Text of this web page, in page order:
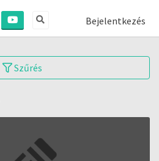
Bejelentkezés
Szűrés